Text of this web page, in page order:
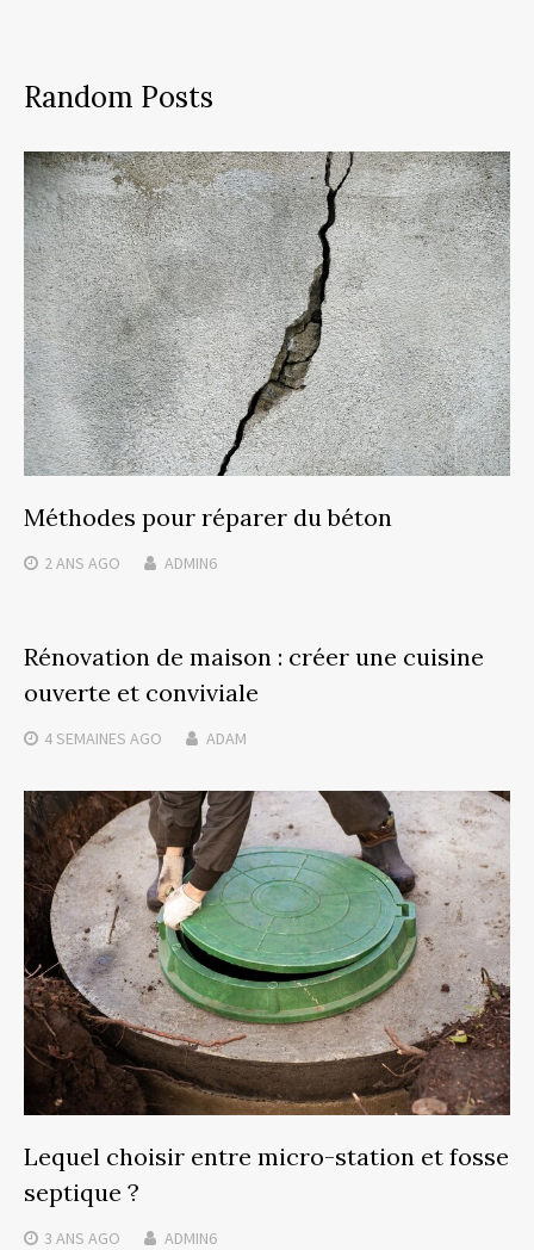
Random Posts
Méthodes pour réparer du béton
2 ANS AGO ADMIN6
Rénovation de maison : créer une cuisine
ouverte et conviviale
4 SEMAINES AGO ADAM
Lequel choisir entre micro-station et fosse
septique ?
3 ANS AGO ADMIN6